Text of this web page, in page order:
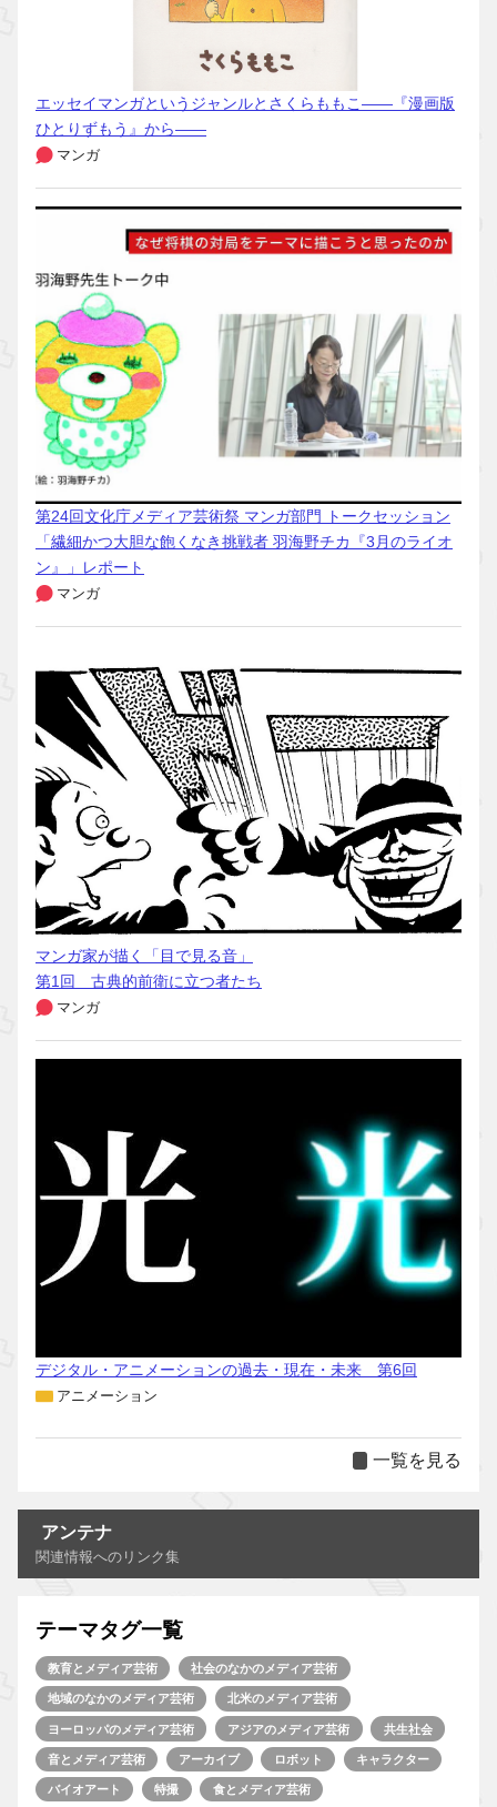
エッセイマンガというジャンルとさくらももこ――『漫画版
ひとりずもう』から――
マンガ
第24回文化庁メディア芸術祭 マンガ部門 トークセッション
「繊細かつ大胆な飽くなき挑戦者 羽海野チカ『3月のライオ
ン』」レポート
マンガ
マンガ家が描く「目で見る音」
第1回 古典的前衛に立つ者たち
マンガ
デジタル・アニメーションの過去・現在・未来 第6回
アニメーション
一覧を見る
アンテナ
関連情報へのリンク集
テーマタグ一覧
教育とメディア芸術 社会のなかのメディア芸術
地域のなかのメディア芸術 北米のメディア芸術
ヨーロッパのメディア芸術 アジアのメディア芸術 共生社会
音とメディア芸術 アーカイブ ロボット キャラクター
バイオアート 特撮 食とメディア芸術